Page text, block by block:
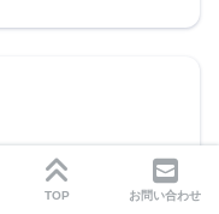
TOP お問い合わせ